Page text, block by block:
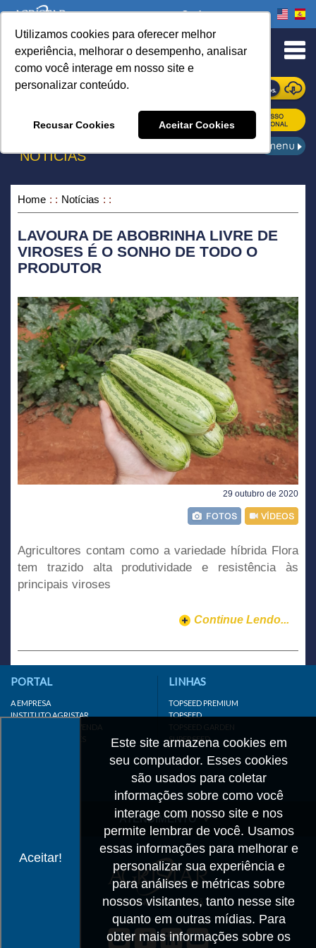
Utilizamos cookies para oferecer melhor
experiência, melhorar o desempenho, analisar
como você interage em nosso site e
personalizar conteúdo.
Recusar Cookies Aceitar Cookies
to Content
Onde comprar
ONDE COMPRAR
NOTÍCIAS
Home Notícias
LAVOURA DE ABOBRINHA LIVRE DE
VIROSES É O SONHO DE TODO O
PRODUTOR
29 outubro de 2020
Agricultores contam como a variedade híbrida Flora
tem trazido alta produtividade e resistência às
principais viroses
Continue Lendo...
Aceitar!
Este site armazena cookies em
seu computador. Esses cookies
são usados para coletar
informações sobre como você
interage com nosso site e nos
permite lembrar de você. Usamos
essas informações para melhorar e
personalizar sua experiência e
para análises e métricas sobre
nossos visitantes, tanto nesse site
quanto em outras mídias. Para
obter mais informações sobre os
PORTAL
A EMPRESA
INSTITUTO AGRISTAR
DISTRIBUIDOR/REVENDA
LINKS IMPORTANTES
LINHAS
TOPSEED PREMIUM
TOPSEED
TOPSEED GARDEN
SUPERSEED
ATENDIMENTO
CADASTRO
TRABALHE CONOSCO